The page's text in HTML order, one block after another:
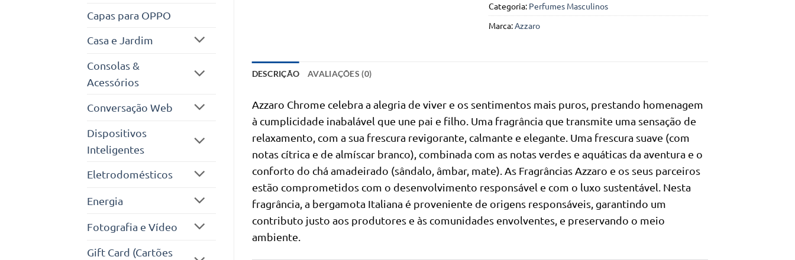
Capas para OPPO
Casa e Jardim
Consolas &
Acessórios
Conversação Web
Dispositivos
Inteligentes
Eletrodomésticos
Energia
Fotografia e Vídeo
Gift Card (Cartões
Categoria: Perfumes Masculinos
Marca:Azzaro
DESCRIÇÃO AVALIAÇÕES (0)
Azzaro Chrome celebra a alegria de viver e os sentimentos mais puros, prestando homenagem
à cumplicidade inabalável que une pai e filho. Uma fragrância que transmite uma sensação de
relaxamento, com a sua frescura revigorante, calmante e elegante. Uma frescura suave (com
notas cítrica e de almíscar branco), combinada com as notas verdes e aquáticas da aventura e o
conforto do chá amadeirado (sândalo, âmbar, mate). As Fragrâncias Azzaro e os seus parceiros
estão comprometidos com o desenvolvimento responsável e com o luxo sustentável. Nesta
fragrância, a bergamota Italiana é proveniente de origens responsáveis, garantindo um
contributo justo aos produtores e às comunidades envolventes, e preservando o meio
ambiente.